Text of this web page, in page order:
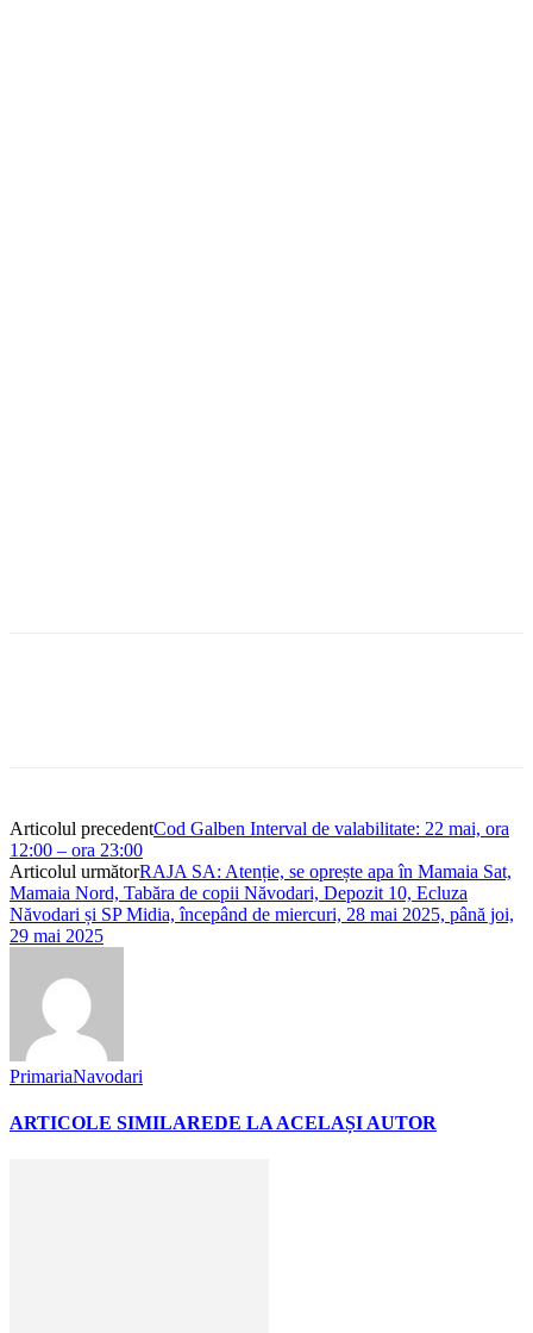
Articolul precedentCod Galben Interval de valabilitate: 22 mai, ora
12:00 – ora 23:00
Articolul următorRAJA SA: Atenție, se oprește apa în Mamaia Sat,
Mamaia Nord, Tabăra de copii Năvodari, Depozit 10, Ecluza
Năvodari și SP Midia, începând de miercuri, 28 mai 2025, până joi,
29 mai 2025
PrimariaNavodari
ARTICOLE SIMILAREDE LA ACELAȘI AUTOR